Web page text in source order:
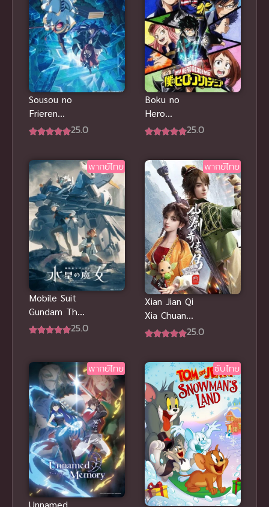
Sousou no
Frieren
Season 2 25.0
Boku no
Hero
Academia 2
พากย์ไทย
25.0
พากย์ไทย
Mobile Suit
Gundam The
Witch from25.0
พากย์ไทย
Xian Jian Qi
Xia Chuan
San เซียน25.0
พากย์ไทย
Unnamed
ซับไทย